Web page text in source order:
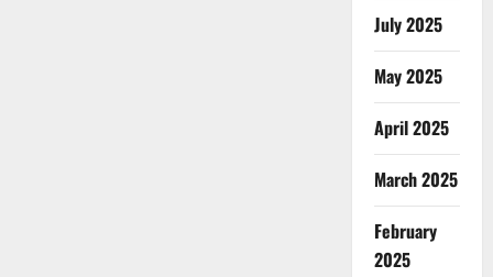
July 2025
May 2025
April 2025
March 2025
February
2025